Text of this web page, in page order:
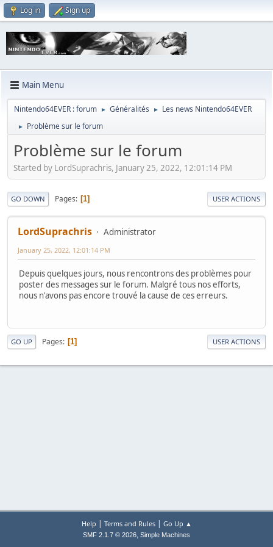
Log in Sign up
Main Menu
Nintendo64EVER : forum ► Généralités ► Les news Nintendo64EVER
► Problème sur le forum
Problème sur le forum
Started by LordSuprachris, January 25, 2022, 12:01:14 PM
GO DOWN Pages 1 USER ACTIONS
LordSuprachris Administrator
January 25, 2022, 12:01:14 PM
Depuis quelques jours, nous rencontrons des problèmes pour
poster des messages sur le forum. Malgré tous nos efforts,
nous n'avons pas encore trouvé la cause de ces erreurs.
GO UP Pages 1 USER ACTIONS
Help | Terms and Rules| Go Up ▲
SMF 2.1.7 © 2026, Simple Machines